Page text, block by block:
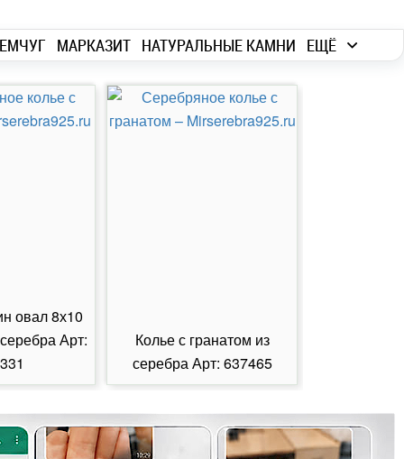
МАРКАЗИТ НАТУРАЛЬНЫЕ КАМНИ ЕЩЁ
овал 8х10
Арт:
Колье с гранатом из
серебра Арт: 637465